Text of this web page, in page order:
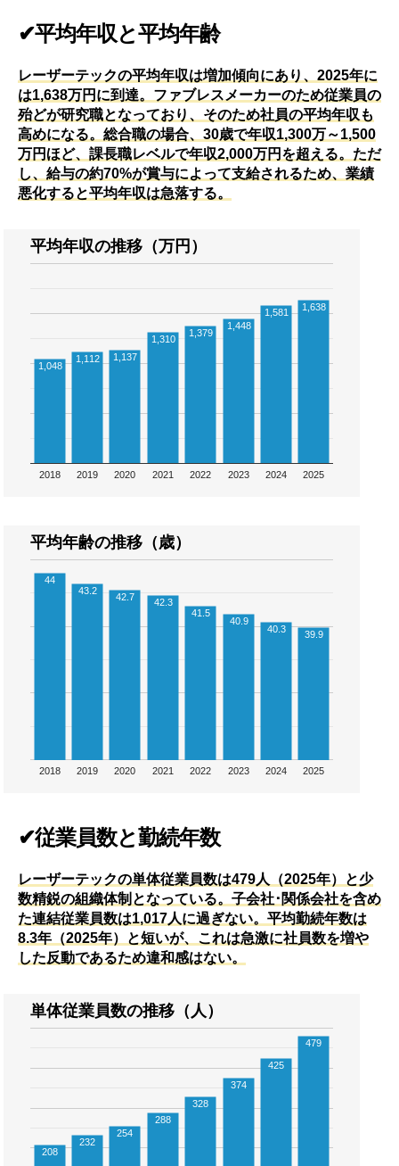
✔平均年収と平均年齢
レーザーテックの平均年収は増加傾向にあり、2025年に
は1,638万円に到達。ファブレスメーカーのため従業員の
殆どが研究職となっており、そのため社員の平均年収も
高めになる。総合職の場合、30歳で年収1,300万～1,500
万円ほど、課長職レベルで年収2,000万円を超える。ただ
し、給与の約70%が賞与によって支給されるため、業績
悪化すると平均年収は急落する。
平均年収の推移（万円）
2018 2019 2020 2021 2022 2023 2024 2025
1,048
1,112 1,137
1,310
1,379
1,448
1,581 1,638
平均年齢の推移（歳）
2018 2019 2020 2021 2022 2023 2024 2025
44
43.2
42.7
42.3
41.5
40.9
40.3 39.9
✔従業員数と勤続年数
レーザーテックの単体従業員数は479人（2025年）と少
数精鋭の組織体制となっている。子会社･関係会社を含め
た連結従業員数は1,017人に過ぎない。平均勤続年数は
8.3年（2025年）と短いが、これは急激に社員数を増や
した反動であるため違和感はない。
単体従業員数の推移（人）
208
232
254
288
328
374
425
479